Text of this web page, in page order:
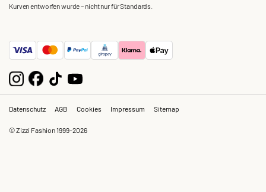
Kurven entworfen wurde – nicht nur für Standards.
Datenschutz AGB Cookies Impressum Sitemap
© Zizzi Fashion 1999-2026